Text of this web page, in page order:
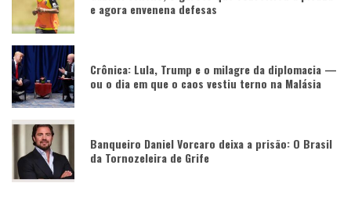
e agora envenena defesas
Crônica: Lula, Trump e o milagre da diplomacia —
ou o dia em que o caos vestiu terno na Malásia
Banqueiro Daniel Vorcaro deixa a prisão: O Brasil
da Tornozeleira de Grife